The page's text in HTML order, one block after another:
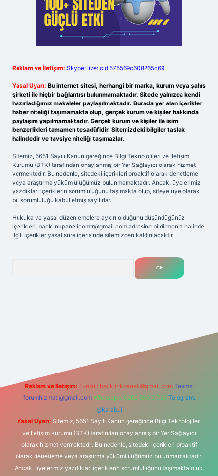
Reklam ve İletişim: Skype: live:.cid.575569c608265c69
Yasal Uyarı: Bu internet sitesi, herhangi bir marka, kurum veya şahıs
şirketi ile hiçbir bağlantısı bulunmamaktadır. Sitede yalnızca kendi
hazırladığımız makaleler paylaşılmaktadır. Burada yer alan içerikler
haber niteliği taşımamakta olup, gerçek kurum ve kişiler hakkında
paylaşım yapılmamaktadır. Gerçek kurum ve kişiler ile isim
benzerlikleri tamamen tesadüfidir. Sitemizdeki bilgiler taslak
halindedir ve tavsiye niteliği taşımazlar.
Sitemiz, 5651 Sayılı Kanun gereğince Bilgi Teknolojileri ve İletişim
Kurumu (BTK) tarafından onaylanmış bir Yer Sağlayıcı olarak hizmet
vermektedir. Bu nedenle, sitedeki içerikleri proaktif olarak denetleme
veya araştırma yükümlülüğümüz bulunmamaktadır. Ancak, üyelerimiz
yazdıkları içeriklerin sorumluluğunu taşımakta olup, siteye üye olarak
bu sorumluluğu kabul etmiş sayılırlar.
Hukuka ve yasal düzenlemelere aykırı olduğunu düşündüğünüz
içerikleri, backlinkpanelicomtr@gmail.com adresine bildirmeniz halinde,
ilgili içerikler yasal süre içerisinde sitemizden kaldırılacaktır.
Reklam ve İletişim: E-mail: backlinkpaneli@gmail.com Teams:
forumhizmeti@gmail.com Whatsapp: 0262 606 0 726 Telegram:
@karabul
Yasal Uyarı: Sitemiz, 5651 Sayılı Kanun gereğince Bilgi Teknolojileri
ve İletişim Kurumu (BTK) tarafından onaylanmış bir Yer Sağlayıcı
olarak hizmet vermektedir. Bu nedenle, sitedeki içerikleri proaktif
olarak denetleme veya araştırma yükümlülüğümüz bulunmamaktadır.
Ancak, üyelerimiz yazdıkları içeriklerin sorumluluğunu taşımakta olup,